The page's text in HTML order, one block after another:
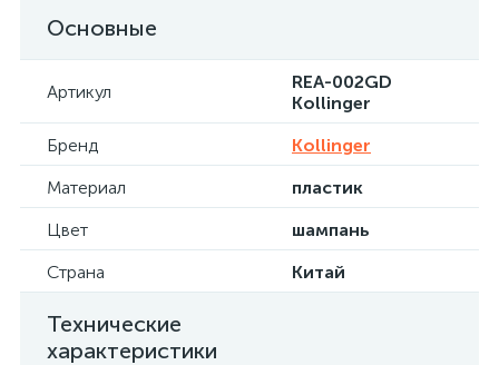
Основные
Артикул
REA-002GD
Kollinger
Бренд
Kollinger
Материал
пластик
Цвет
шампань
Страна
Китай
Технические
характеристики